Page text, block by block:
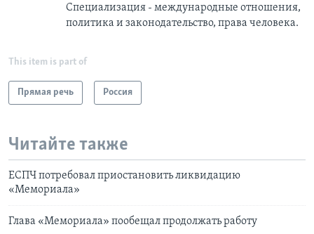
Специализация - международные отношения,
политика и законодательство, права человека.
This item is part of
Прямая речь Россия
Читайте также
ЕСПЧ потребовал приостановить ликвидацию
«Мемориала»
Глава «Мемориала» пообещал продолжать работу